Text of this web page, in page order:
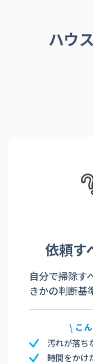
ハウ
依頼す
自分で掃除す
きかの判断基
こ
汚れが落ち
時間をかけ